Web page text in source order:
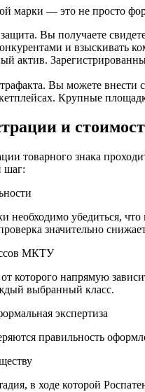
марки — это не просто
Вы получаете
и взыскивать
актив.
Вы можете
Крупные
и
товарного знака
шаг:
необходимо убедиться,
значительно
МКТУ
которого напрямую
выбранный класс.
экспертиза
правильность
в ходе которой